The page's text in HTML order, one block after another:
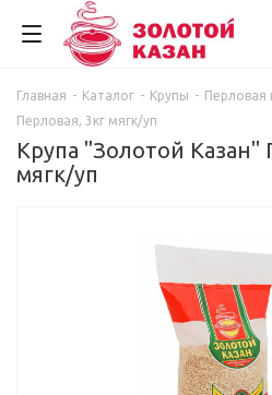
Главная - Каталог - Крупы - Перловая
Перловая, 3кг мягк/уп
Крупа "Золотой Казан"
мягк/уп